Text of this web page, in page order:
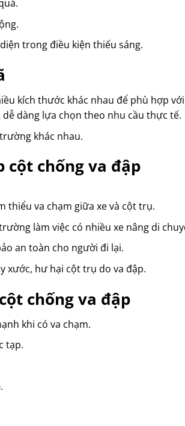
trong điều kiện thiếu sáng.
kích thước khác nhau để phù hợp
dễ dàng lựa chọn theo nhu cầu thực tế.
khác nhau.
cột chống va đập
thiểu va chạm giữa xe và cột trụ.
làm việc có nhiều xe nâng di
an toàn cho người đi lại.
xước, hư hại cột trụ do va đập.
chống va đập
khi có va chạm.
tạp.
.